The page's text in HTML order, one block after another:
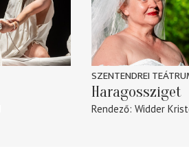
SZENTENDREI
Haragossziget
Rendező Widder